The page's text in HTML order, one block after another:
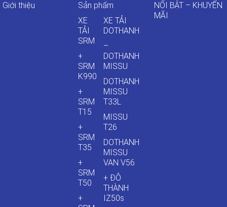
Giới thiệu
Sản phẩm
XE
TẢI
SRM
+
SRM
K990
+
SRM
T15
+
SRM
T35
+
SRM
T50
+
XE TẢI
DOTHANH
–
DOTHANH
MISSU
DOTHANH
MISSU
T33L
MISSU
T26
DOTHANH
MISSU
VAN V56
+ ĐÔ
THÀNH
IZ50s
NỔI BẬT – KHUYẾN
MÃI